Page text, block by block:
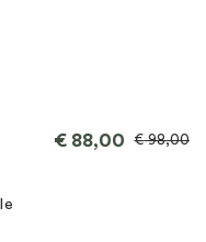
€88,00 €98,00